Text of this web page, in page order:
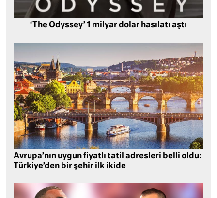
‘The Odyssey’ 1 milyar dolar hasılatı aştı
Avrupa’nın uygun fiyatlı tatil adresleri belli oldu:
Türkiye’den bir şehir ilk ikide